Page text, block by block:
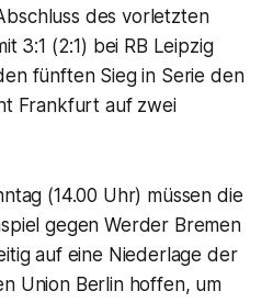
des vorletzten
3:1 (2:1) bei RB Leipzig
fünften Sieg in Serie den
Frankfurt auf zwei
(14.00 Uhr) müssen die
gegen Werder Bremen
auf eine Niederlage der
Union Berlin hoffen, um